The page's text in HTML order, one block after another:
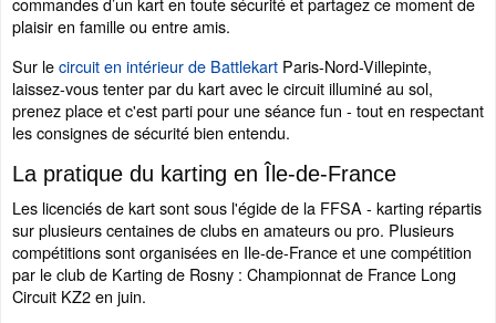
plaisir en famille ou entre amis.
Sur lecircuit en intérieur de Battlekart Paris-Nord-Villepinte,
laissez-vous tenter par du kart avec le circuit illuminé au sol,
prenez place et c'est parti pour une séance fun - tout en respectant
les consignes de sécurité bien entendu.
La pratique du karting en Île-de-France
Les licenciés de kart sont sous l'égide de la FFSA - karting répartis
sur plusieurs centaines de clubs en amateurs ou pro. Plusieurs
compétitions sont organisées en Ile-de-France et une compétition
par le club de Karting de Rosny : Championnat de France Long
Circuit KZ2 en juin.